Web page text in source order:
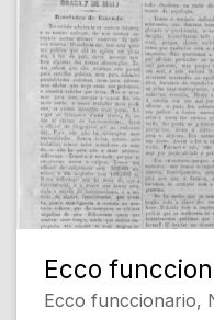
Ecco
Ecco funccionario,